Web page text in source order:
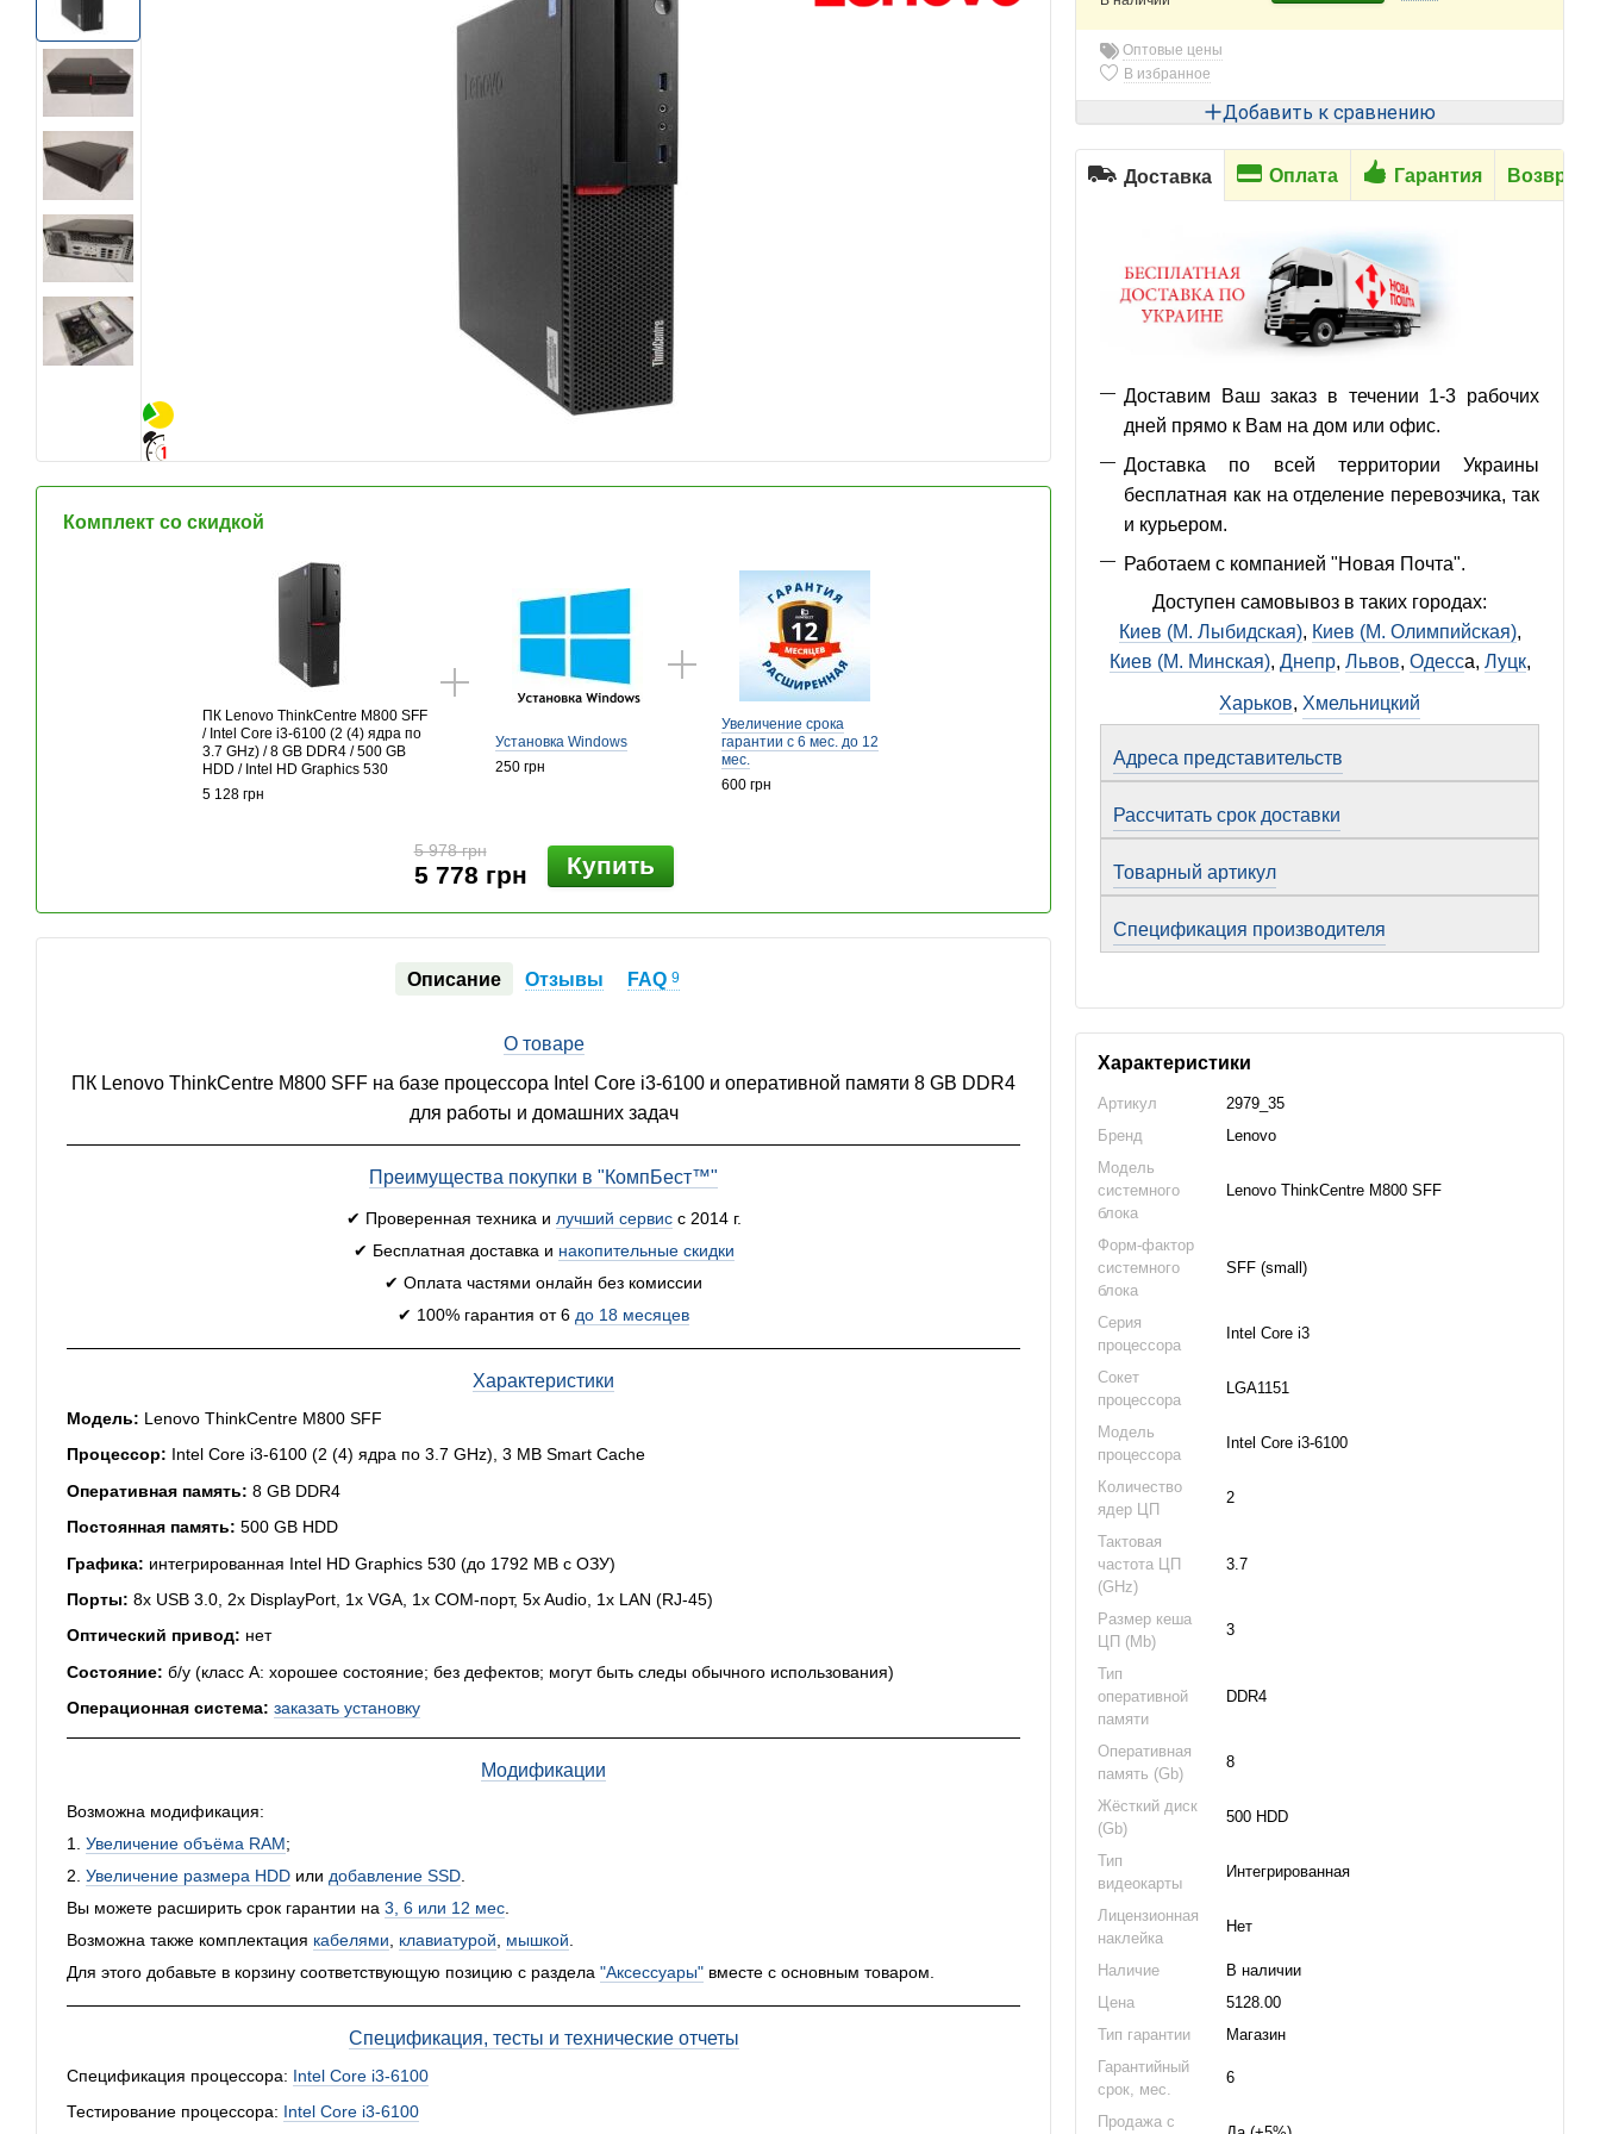
Комплект со скидкой
ПК Lenovo ThinkCentre M800 SFF
/ Intel Core i3-6100 (2 (4) ядра по
3.7 GHz) / 8 GB DDR4 / 500 GB
HDD / Intel HD Graphics 530
5 128 грн
Установка Windows
250 грн
Увеличение срока
гарантии с 6 мес. до 12
мес.
600 грн
5 978 грн
5 778 грн Купить
Описание Отзывы FAQ9
О товаре
ПК Lenovo ThinkCentre M800 SFF на базе процессора Intel Core i3-6100 и оперативной памяти 8 GB DDR4
для работы и домашних задач
Преимущества покупки в "КомпБест™"
✔ Проверенная техника и лучший сервисс 2014 г.
✔ Бесплатная доставка и накопительные скидки
✔ Оплата частями онлайн без комиссии
✔ 100% гарантия от 6 до 18 месяцев
Характеристики
Модель: Lenovo ThinkCentre M800 SFF
Процессор: Intel Core i3-6100 (2 (4) ядра по 3.7 GHz), 3 MB Smart Cache
Оперативная память: 8 GB DDR4
Постоянная память: 500 GB HDD
Графика: интегрированная Intel HD Graphics 530 (до 1792 MB с ОЗУ)
Порты: 8x USB 3.0, 2x DisplayPort, 1x VGA, 1x COM-порт, 5x Audio, 1x LAN (RJ-45)
Оптический привод: нет
Состояние: б/у (класс А: хорошее состояние; без дефектов; могут быть следы обычного использования)
Операционная система: заказать установку
Модификации
Возможна модификация:
1. Увеличение объёма RAM;
2. Увеличение размера HDD или добавление SSD
Вы можете расширить срок гарантии на 3, 6 или 12 мес
Возможна также комплектация кабелями клавиатурой мышкой
Для этого добавьте в корзину соответствующую позицию с раздела "Аксессуары" вместе с основным товаром.
Спецификация, тесты и технические отчеты
Спецификация процессора: Intel Core i3-6100
Тестирование процессора: Intel Core i3-6100
Оптовые цены
В избранное
Добавить к сравнению
Доставка Оплата Гарантия Возврат
Доставим Ваш заказ в течении 1-3 рабочих
дней прямо к Вам на дом или офис.
Доставка по всей территории Украины
бесплатная как на отделение перевозчика, так
и курьером.
Работаем с компанией "Новая Почта".
Доступен самовывоз в таких городах:
Киев (М. Лыбидская), Киев (М. Олимпийская),
Киев (М. Минская), Днепр, Львов, Одесса, Луцк,
Харьков, Хмельницкий
Адреса представительств
Рассчитать срок доставки
Товарный артикул
Спецификация производителя
Характеристики
Артикул
2979_35
Бренд
Lenovo
Модель
системного
блока
Lenovo ThinkCentre M800 SFF
Форм-фактор
системного
блока
SFF (small)
Серия
процессора
Intel Core i3
Сокет
процессора
LGA1151
Модель
процессора
Intel Core i3-6100
Количество
ядер ЦП
2
Тактовая
частота ЦП
(GHz)
3.7
Размер кеша
ЦП (Mb)
3
Тип
оперативной
памяти
DDR4
Оперативная
память (Gb)
8
Жёсткий диск
(Gb)
500 HDD
Тип
видеокарты
Интегрированная
Лицензионная
наклейка
Нет
Наличие
В наличии
Цена
5128.00
Тип гарантии
Магазин
Гарантийный
срок, мес.
6
Продажа с